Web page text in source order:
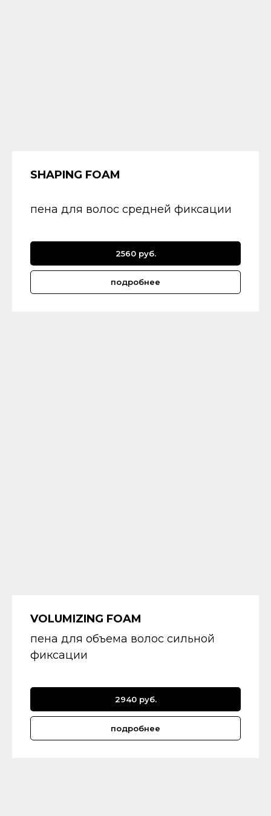
SHAPING FOAM
пена для волос средней фиксации
2560 руб.
подробнее
VOLUMIZING FOAM
пена для объема волос сильной
фиксации
2940 руб.
подробнее